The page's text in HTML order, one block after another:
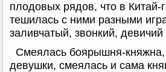
плодовых рядов, что в Китай-
тешилась с ними разными
заливчатый, звонкий, девичий
Смеялась боярышня-
девушки, смеялась и сама